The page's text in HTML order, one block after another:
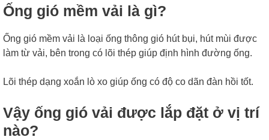
Ống gió mềm vải là gì?
Ống gió mềm vải là loại ống thông gió hút bụi, hút mùi được
làm từ vải, bên trong có lõi thép giúp định hình đường ống.
Lõi thép dạng xoắn lò xo giúp ống có độ co dãn đàn hồi tốt.
Vậy ống gió vải được lắp đặt ở vị trí
nào?